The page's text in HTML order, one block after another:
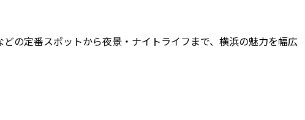
の定番スポットから夜景・ナイトライフまで、横浜の魅力を幅広